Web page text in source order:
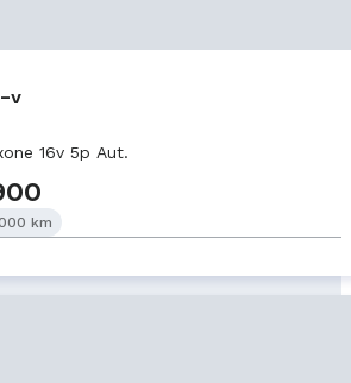
v
16v 5p Aut.
km